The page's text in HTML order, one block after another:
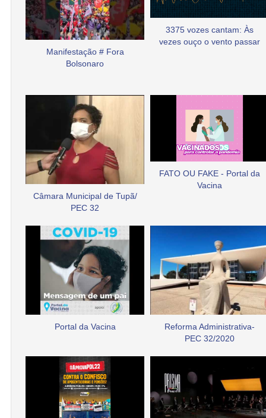
Manifestação # Fora
Bolsonaro
3375 vozes cantam: Às
vezes ouço o vento passar
Câmara Municipal de Tupã/
PEC 32
FATO OU FAKE - Portal da
Vacina
Portal da Vacina
Reforma Administrativa-
PEC 32/2020